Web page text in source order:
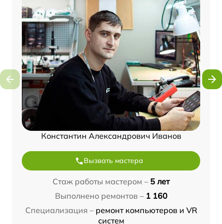
Константин Александрович Иванов
Вызвать мастера
Стаж работы мастером – 5 лет
Выполнено ремонтов – 1 160
Специализация – ремонт компьютеров и VR
систем